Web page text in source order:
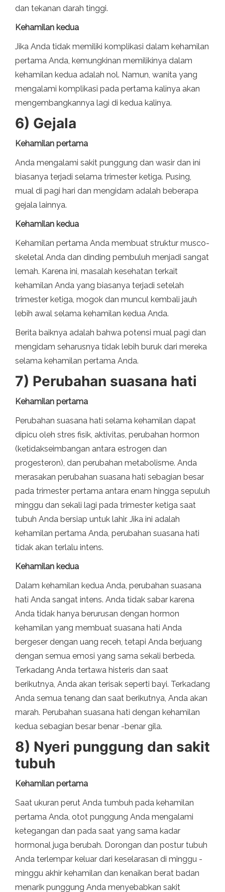
dan tekanan darah tinggi.
Kehamilan kedua
Jika Anda tidak memiliki komplikasi dalam kehamilan
pertama Anda, kemungkinan memilikinya dalam
kehamilan kedua adalah nol. Namun, wanita yang
mengalami komplikasi pada pertama kalinya akan
mengembangkannya lagi di kedua kalinya.
6) Gejala
Kehamilan pertama
Anda mengalami sakit punggung dan wasir dan ini
biasanya terjadi selama trimester ketiga. Pusing,
mual di pagi hari dan mengidam adalah beberapa
gejala lainnya.
Kehamilan kedua
Kehamilan pertama Anda membuat struktur musco-
skeletal Anda dan dinding pembuluh menjadi sangat
lemah. Karena ini, masalah kesehatan terkait
kehamilan Anda yang biasanya terjadi setelah
trimester ketiga, mogok dan muncul kembali jauh
lebih awal selama kehamilan kedua Anda.
Berita baiknya adalah bahwa potensi mual pagi dan
mengidam seharusnya tidak lebih buruk dari mereka
selama kehamilan pertama Anda.
7) Perubahan suasana hati
Kehamilan pertama
Perubahan suasana hati selama kehamilan dapat
dipicu oleh stres fisik, aktivitas, perubahan hormon
(ketidakseimbangan antara estrogen dan
progesteron), dan perubahan metabolisme. Anda
merasakan perubahan suasana hati sebagian besar
pada trimester pertama antara enam hingga sepuluh
minggu dan sekali lagi pada trimester ketiga saat
tubuh Anda bersiap untuk lahir. Jika ini adalah
kehamilan pertama Anda, perubahan suasana hati
tidak akan terlalu intens.
Kehamilan kedua
Dalam kehamilan kedua Anda, perubahan suasana
hati Anda sangat intens. Anda tidak sabar karena
Anda tidak hanya berurusan dengan hormon
kehamilan yang membuat suasana hati Anda
bergeser dengan uang receh, tetapi Anda berjuang
dengan semua emosi yang sama sekali berbeda.
Terkadang Anda tertawa histeris dan saat
berikutnya, Anda akan terisak seperti bayi. Terkadang
Anda semua tenang dan saat berikutnya, Anda akan
marah. Perubahan suasana hati dengan kehamilan
kedua sebagian besar benar -benar gila.
8) Nyeri punggung dan sakit
tubuh
Kehamilan pertama
Saat ukuran perut Anda tumbuh pada kehamilan
pertama Anda, otot punggung Anda mengalami
ketegangan dan pada saat yang sama kadar
hormonal juga berubah. Dorongan dan postur tubuh
Anda terlempar keluar dari keselarasan di minggu -
minggu akhir kehamilan dan kenaikan berat badan
menarik punggung Anda menyebabkan sakit